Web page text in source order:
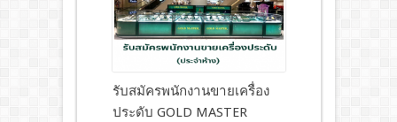
รับสมัครพนักงานขายเครื่อง
ประดับ GOLD MASTER